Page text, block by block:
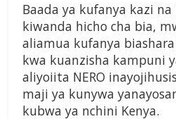
Baada ya kufanya kazi
kiwanda hicho cha bia,
aliamua kufanya
kwa kuanzisha kampuni
aliyoiita NERO
maji ya kunywa
kubwa ya nchini Kenya.